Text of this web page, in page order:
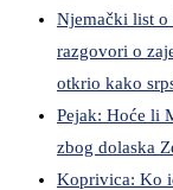
Njemački list o
razgovori o
otkrio kako
Pejak: Hoće li
zbog dolaska
Koprivica: Ko